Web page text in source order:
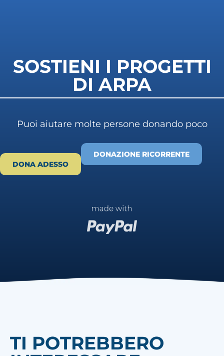
SOSTIENI I PROGETTI
DI ARPA
Puoi aiutare molte persone donando poco
DONA ADESSO
DONAZIONE RICORRENTE
TI POTREBBERO